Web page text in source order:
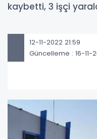
kaybetti, 3 işçi
12-11-2022 21:59
Güncelleme : 16-11-